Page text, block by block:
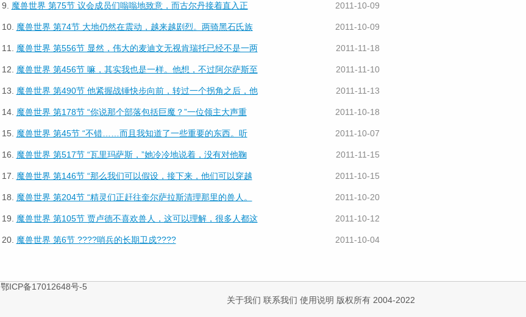
9. 魔兽世界 第75节 议会成员们嗡嗡地致意，而古尔丹接着直入正 2011-10-09
10. 魔兽世界 第74节 大地仍然在震动，越来越剧烈。两骑黑石氏族 2011-10-09
11. 魔兽世界 第556节 显然，伟大的麦迪文无视肯瑞托已经不是一两 2011-11-18
12. 魔兽世界 第456节 嘛，其实我也是一样。他想，不过阿尔萨斯至 2011-11-10
13. 魔兽世界 第490节 他紧握战锤快步向前，转过一个拐角之后，他 2011-11-13
14. 魔兽世界 第178节 “你说那个部落包括巨魔？”一位领主大声重 2011-10-18
15. 魔兽世界 第45节 “不错……而且我知道了一些重要的东西。听 2011-10-07
16. 魔兽世界 第517节 “瓦里玛萨斯，”她冷冷地说着，没有对他鞠 2011-11-15
17. 魔兽世界 第146节 “那么我们可以假设，接下来，他们可以穿越 2011-10-15
18. 魔兽世界 第204节 “精灵们正赶往奎尔萨拉斯清理那里的兽人。 2011-10-20
19. 魔兽世界 第105节 贾卢德不喜欢兽人，这可以理解，很多人都这 2011-10-12
20. 魔兽世界 第6节 ????哨兵的长期卫戍???? 2011-10-04
鄂ICP备17012648号-5
关于我们 联系我们 使用说明 版权所有 2004-2022